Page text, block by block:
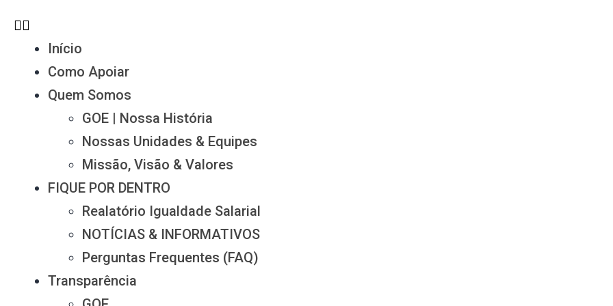
Início
Como Apoiar
Quem Somos
GOE | Nossa História
Nossas Unidades & Equipes
Missão, Visão & Valores
FIQUE POR DENTRO
Realatório Igualdade Salarial
NOTÍCIAS & INFORMATIVOS
Perguntas Frequentes (FAQ)
Transparência